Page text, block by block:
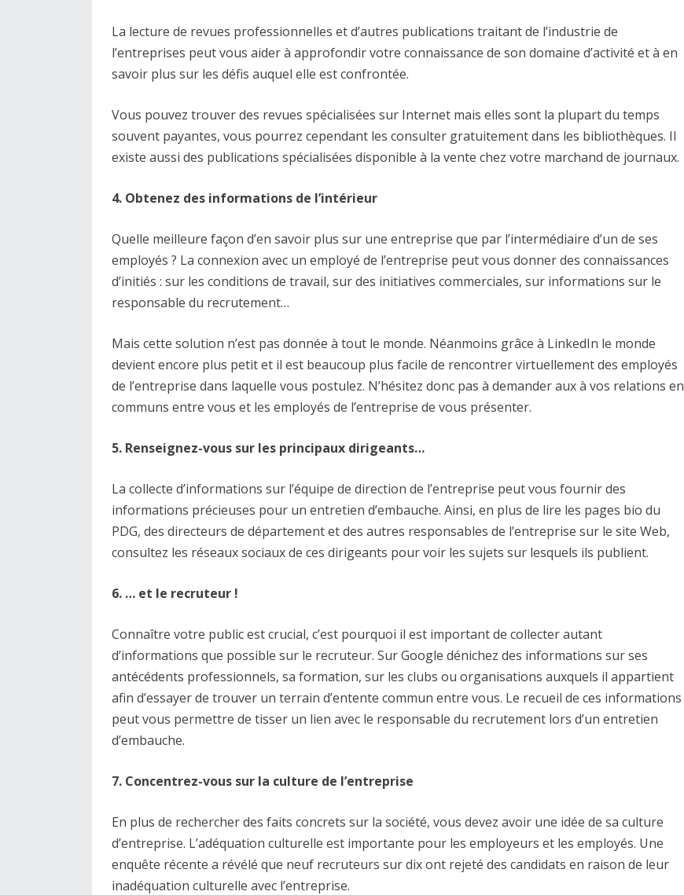
La lecture de revues professionnelles et d’autres publications traitant de l’industrie de
l’entreprises peut vous aider à approfondir votre connaissance de son domaine d’activité et à en
savoir plus sur les défis auquel elle est confrontée.
Vous pouvez trouver des revues spécialisées sur Internet mais elles sont la plupart du temps
souvent payantes, vous pourrez cependant les consulter gratuitement dans les bibliothèques. Il
existe aussi des publications spécialisées disponible à la vente chez votre marchand de journaux.
4. Obtenez des informations de l’intérieur
Quelle meilleure façon d’en savoir plus sur une entreprise que par l’intermédiaire d’un de ses
employés ? La connexion avec un employé de l’entreprise peut vous donner des connaissances
d’initiés : sur les conditions de travail, sur des initiatives commerciales, sur informations sur le
responsable du recrutement…
Mais cette solution n’est pas donnée à tout le monde. Néanmoins grâce à LinkedIn le monde
devient encore plus petit et il est beaucoup plus facile de rencontrer virtuellement des employés
de l’entreprise dans laquelle vous postulez. N’hésitez donc pas à demander aux à vos relations en
communs entre vous et les employés de l’entreprise de vous présenter.
5. Renseignez-vous sur les principaux dirigeants…
La collecte d’informations sur l’équipe de direction de l’entreprise peut vous fournir des
informations précieuses pour un entretien d’embauche. Ainsi, en plus de lire les pages bio du
PDG, des directeurs de département et des autres responsables de l’entreprise sur le site Web,
consultez les réseaux sociaux de ces dirigeants pour voir les sujets sur lesquels ils publient.
6. … et le recruteur !
Connaître votre public est crucial, c’est pourquoi il est important de collecter autant
d’informations que possible sur le recruteur. Sur Google dénichez des informations sur ses
antécédents professionnels, sa formation, sur les clubs ou organisations auxquels il appartient
afin d’essayer de trouver un terrain d’entente commun entre vous. Le recueil de ces informations
peut vous permettre de tisser un lien avec le responsable du recrutement lors d’un entretien
d’embauche.
7. Concentrez-vous sur la culture de l’entreprise
En plus de rechercher des faits concrets sur la société, vous devez avoir une idée de sa culture
d’entreprise. L’adéquation culturelle est importante pour les employeurs et les employés. Une
enquête récente a révélé que neuf recruteurs sur dix ont rejeté des candidats en raison de leur
inadéquation culturelle avec l’entreprise.